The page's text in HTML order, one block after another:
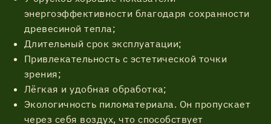
энергоэффективности благодаря сохранности
древесиной тепла;
Длительный срок эксплуатации;
Привлекательность с эстетической точки
зрения;
Лёгкая и удобная обработка;
Экологичность пиломатериала. Он пропускает
через себя воздух, что способствует